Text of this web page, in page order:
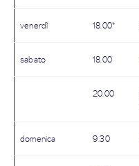
venerdì 18.00*
sabato 18.00
20.00
domenica 9.30